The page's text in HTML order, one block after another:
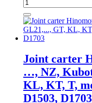
de
Joint
carter
Hinomoto
CX18,...,
NX18,
Kubota
A15,
A17,...
,
Joint carter
…, NZ,
KL, KT, T,
D1503, D1703